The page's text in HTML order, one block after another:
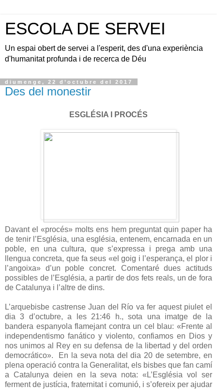
ESCOLA DE SERVEI
Un espai obert de servei a l'esperit, des d'una experiència
d'humanitat profunda i de recerca de Déu
diumenge, 22 d’octubre del 2017
Des del monestir
ESGLÉSIA I PROCÉS
Davant el «procés» molts ens hem preguntat quin paper ha
de tenir l’Església, una església, entenem, encarnada en un
poble, en una cultura, que s’expressa i prega amb una
llengua concreta, que fa seus «el goig i l’esperança, el plor i
l’angoixa» d’un poble concret. Comentaré dues actituds
possibles de l’Església, a partir de dos fets reals, un de fora
de Catalunya i l’altre de dins.
L’arquebisbe castrense Juan del Río va fer aquest piulet el
dia 3 d’octubre, a les 21:46 h., sota una imatge de la
bandera espanyola flamejant contra un cel blau: «Frente al
independentismo fanático y violento, confiamos en Dios y
nos unimos al Rey en su defensa de la libertad y del orden
democrático». En la seva nota del dia 20 de setembre, en
plena operació contra la Generalitat, els bisbes que fan camí
a Catalunya deien en la seva nota: «L’Església vol ser
ferment de justícia, fraternitat i comunió, i s’ofereix per ajudar